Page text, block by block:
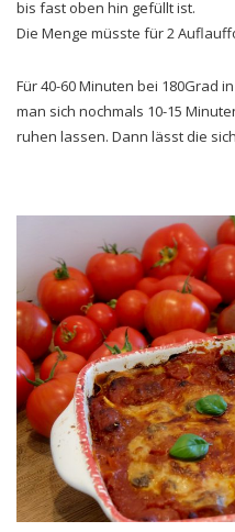
bis fast oben hin gefüllt ist.
Die Menge müsste für 2
Für 40-60 Minuten bei 180Grad
man sich nochmals 10-15
ruhen lassen. Dann lässt die